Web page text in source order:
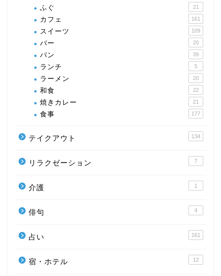
ふぐ 21
カフェ 161
スイーツ 109
バー 20
パン 39
ランチ 5
ラーメン 20
和食 22
焼きカレー 21
食事 177
テイクアウト 134
リラクゼーション 7
介護 1
俳句 4
占い 161
宿・ホテル 12